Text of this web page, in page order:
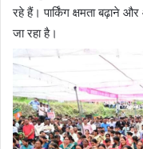
रहे हैं। पार्किंग क्षमता बढ़ाने
जा रहा है।